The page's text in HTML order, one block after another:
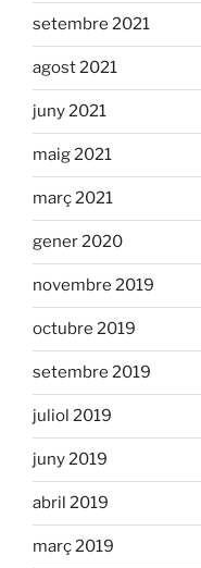
setembre 2021
agost 2021
juny 2021
maig 2021
març 2021
gener 2020
novembre 2019
octubre 2019
setembre 2019
juliol 2019
juny 2019
abril 2019
març 2019